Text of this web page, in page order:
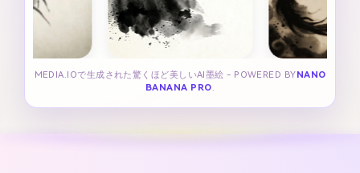
MEDIA.IOで生成された驚くほど美しいAI墨絵 - POWERED BY NANO
BANANA PRO.